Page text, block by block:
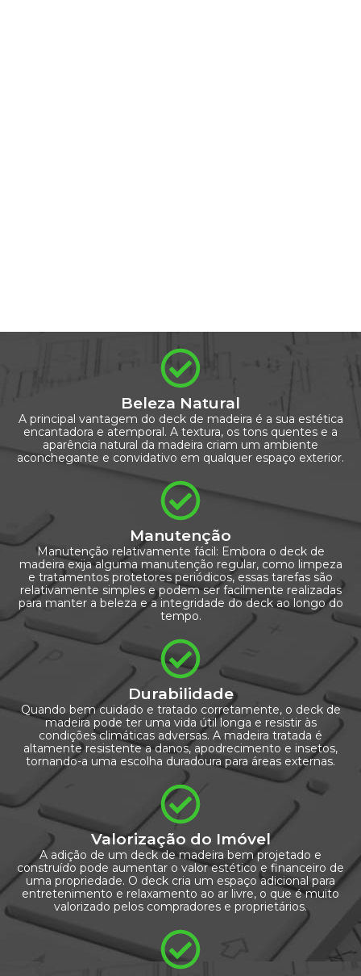
Beleza Natural
A principal vantagem do deck de madeira é a sua estética
encantadora e atemporal. A textura, os tons quentes e a
aparência natural da madeira criam um ambiente
aconchegante e convidativo em qualquer espaço exterior.
Manutenção
Manutenção relativamente fácil: Embora o deck de
madeira exija alguma manutenção regular, como limpeza
e tratamentos protetores periódicos, essas tarefas são
relativamente simples e podem ser facilmente realizadas
para manter a beleza e a integridade do deck ao longo do
tempo.
Durabilidade
Quando bem cuidado e tratado corretamente, o deck de
madeira pode ter uma vida útil longa e resistir às
condições climáticas adversas. A madeira tratada é
altamente resistente a danos, apodrecimento e insetos,
tornando-a uma escolha duradoura para áreas externas.
Valorização do Imóvel
A adição de um deck de madeira bem projetado e
construído pode aumentar o valor estético e financeiro de
uma propriedade. O deck cria um espaço adicional para
entretenimento e relaxamento ao ar livre, o que é muito
valorizado pelos compradores e proprietários.